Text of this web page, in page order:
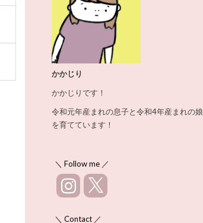
かかじり
かかじりです！
令和元年産まれの息子と令和4年産まれの娘
を育てています！
＼ Follow me ／
＼ Contact ／